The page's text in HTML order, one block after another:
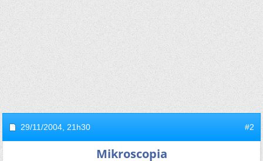
29/11/2004, 21h30 #2
Mikroscopia